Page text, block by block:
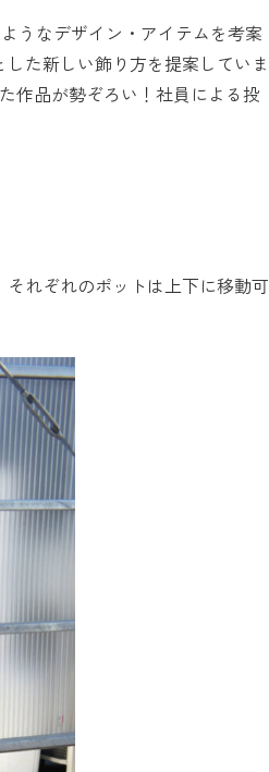
うなデザイン・アイテムを考案
た新しい飾り方を提案していま
作品が勢ぞろい！社員による投
れぞれのポットは上下に移動可